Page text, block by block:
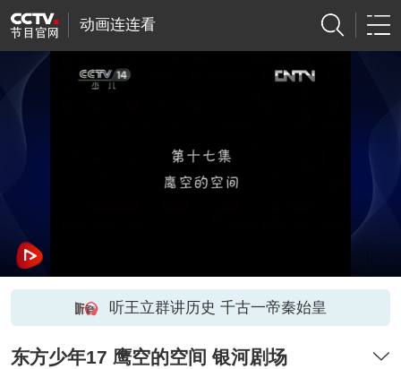
动画连连看
听王立群讲历史 千古一帝秦始皇
东方少年17 鹰空的空间 银河剧场